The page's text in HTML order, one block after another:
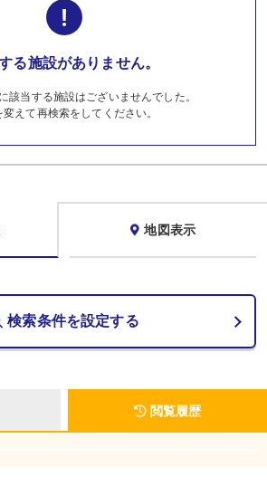
る施設がありません。
該当する施設はございませんでした。
変えて再検索をしてください。
地図表示
検索条件を設定する
閲覧履歴